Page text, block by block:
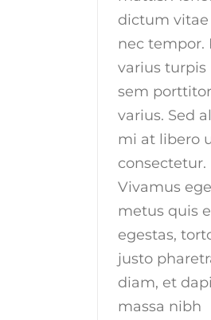
dictum vitae
nec tempor.
varius turpis
sem porttitor
varius. Sed
mi at libero
consectetur.
Vivamus
metus quis
egestas,
justo
diam, et
massa nibh